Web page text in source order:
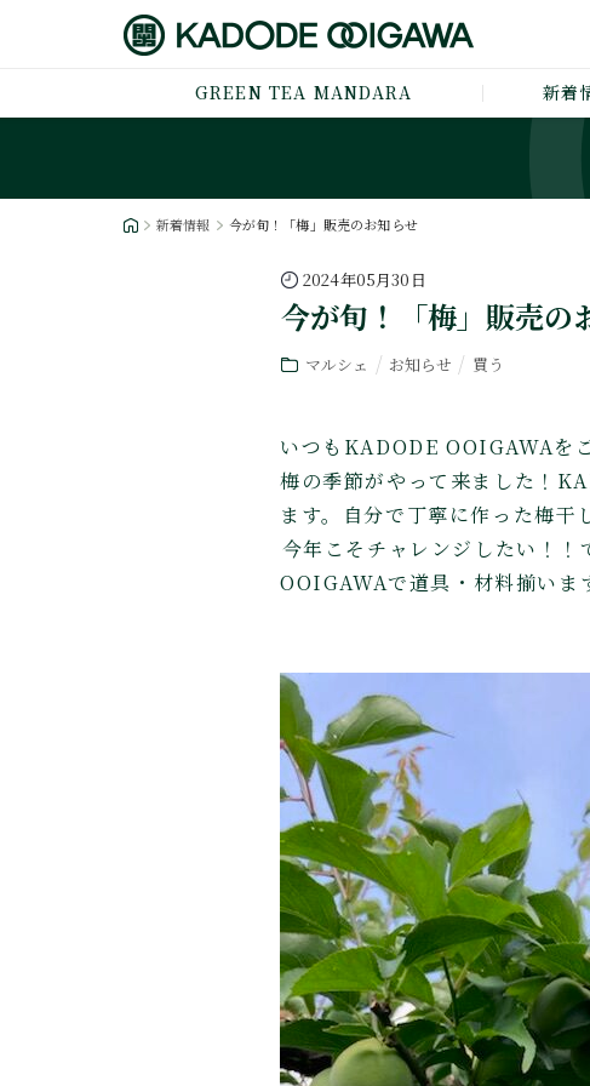
GREEN TEA MANDARA 新着
新着情報 今が旬！「梅」販売のお知らせ
2024年05月30日
今が旬！「梅」販売の
マルシェ お知らせ 買う
いつもKADODE OOIGAWAを
梅の季節がやって来ました！
ます。自分で丁寧に作った梅干
今年こそチャレンジしたい！
OOIGAWAで道具・材料揃いま